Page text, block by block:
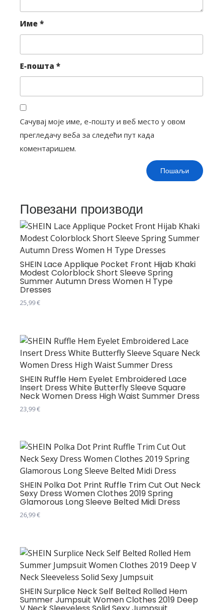
Име *
Е-пошта *
Сачувај моје име, е-пошту и веб место у овом
прегледачу веба за следећи пут када
коментаришем.
Повезани производи
SHEIN Lace Applique Pocket Front Hijab Khaki
Modest Colorblock Short Sleeve Spring
Summer Autumn Dress Women H Type
Dresses
25,99€
има
више
варијанти.
Опције
могу
бити
изабране
производа.
SHEIN Ruffle Hem Eyelet Embroidered Lace
Insert Dress White Butterfly Sleeve Square
Neck Women Dress High Waist Summer Dress
23,99€
има
више
варијанти.
Опције
могу
бити
изабране
производа.
SHEIN Polka Dot Print Ruffle Trim Cut Out Neck
Sexy Dress Women Clothes 2019 Spring
Glamorous Long Sleeve Belted Midi Dress
26,99€
има
више
варијанти.
Опције
могу
SHEIN Surplice Neck Self Belted Rolled Hem
Summer Jumpsuit Women Clothes 2019 Deep